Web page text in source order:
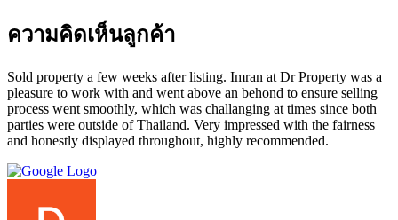
ความคิดเห็นลูกค้า
Sold property a few weeks after listing. Imran at Dr Property was a
pleasure to work with and went above an behond to ensure selling
process went smoothly, which was challanging at times since both
parties were outside of Thailand. Very impressed with the fairness
and honestly displayed throughout, highly recommended.